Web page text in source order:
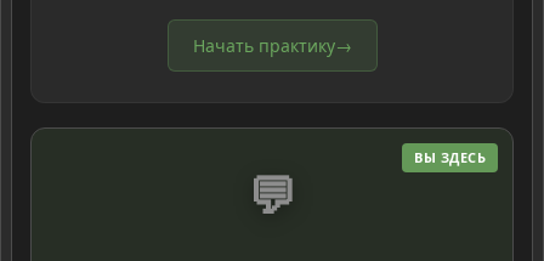
Начать практику→
ВЫ ЗДЕСЬ
💬